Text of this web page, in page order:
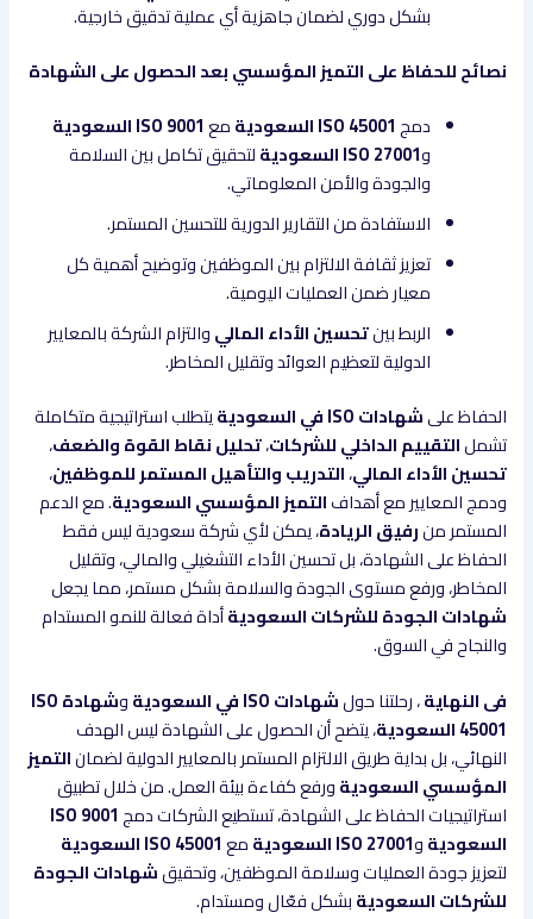
بشكل دوري لضمان جاهزية أي عملية تدقيق خارجية.
نصائح للحفاظ على التميز المؤسسي بعد الحصول على الشهادة
دمج ISO 45001 السعودية معISO 9001 السعودية
وISO 27001 السعودية
لتحقيق تكامل بين السلامة
والجودة والأمن المعلوماتي.
الاستفادة من التقارير الدورية للتحسين المستمر.
تعزيز ثقافة الالتزام بين الموظفين وتوضيح أهمية كل
معيار ضمن العمليات اليومية.
الربط بينتحسين الأداء الماليوالتزام الشركة بالمعايير
الدولية لتعظيم العوائد وتقليل المخاطر.
الحفاظ علىشهادات ISO في السعودية
يتطلب استراتيجية متكاملة
تشملالتقييم الداخلي للشركات،تحليل نقاط القوة والضعف،
تحسين الأداء المالي،التدريب والتأهيل المستمر للموظفين،
ودمج المعايير مع أهدافالتميز المؤسسي السعودية. مع الدعم
المستمر منرفيق الريادة، يمكن لأي شركة سعودية ليس فقط
الحفاظ على الشهادة، بل تحسين الأداء التشغيلي والمالي، وتقليل
المخاطر، ورفع مستوى الجودة والسلامة بشكل مستمر، مما يجعل
شهادات الجودة للشركات السعوديةأداة فعالة للنمو المستدام
والنجاح في السوق.
فى النهاية، رحلتنا حولشهادات ISO في السعودية و
شهادة ISO
45001 السعودية
، يتضح أن الحصول على الشهادة ليس الهدف
النهائي، بل بداية طريق الالتزام المستمر بالمعايير الدولية لضمانالتميز
المؤسسي السعوديةورفع كفاءة بيئة العمل. من خلال تطبيق
استراتيجيات الحفاظ على الشهادة، تستطيع الشركات دمجISO 9001
السعوديةوISO 27001 السعودية معISO 45001 السعودية
لتعزيز جودة العمليات وسلامة الموظفين، وتحقيقشهادات الجودة
للشركات السعوديةبشكل فعّال ومستدام.